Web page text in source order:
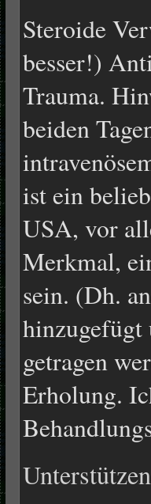
Steroide
besser!)
Trauma.
beiden
ist ein
USA, vor
Merkmal,
sein. (Dh.
hinzugefügt
getragen
Erholung.